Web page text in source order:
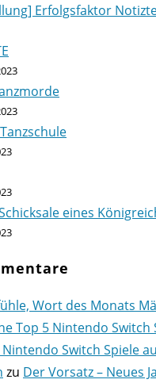
Erfolgsfaktor
eines
Wort des Monats
Top 5 Nintendo Switch
Switch Spiele
zu Der Vorsatz – Neues